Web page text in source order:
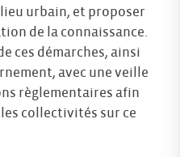
urbain, et proposer
de la connaissance.
ces démarches, ainsi
avec une veille
règlementaires afin
les collectivités sur ce